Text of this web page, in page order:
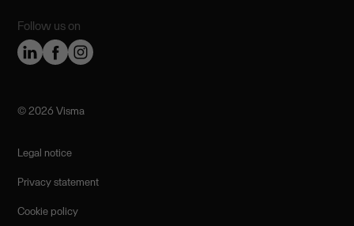
Follow us on
©️ 2026 Visma
Legal notice
Privacy statement
Cookie policy